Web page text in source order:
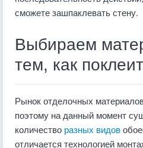
сможете зашпаклевать стену.
Выбираем
тем, как
Рынок отделочных
поэтому на данный момент
количество разных видов
отличается технологией